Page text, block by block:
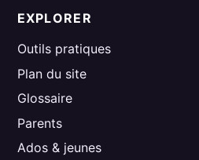
EXPLORER
Outils pratiques
Plan du site
Glossaire
Parents
Ados & jeunes